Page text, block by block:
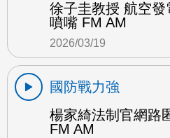
徐子圭教授 航空
噴嘴 FM AM
2026/03/19
國防戰力強
楊家綺法制官網路
FM AM